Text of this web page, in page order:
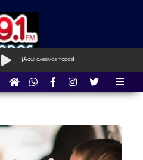
cabemos todos
¡Aquí cabemos todos!